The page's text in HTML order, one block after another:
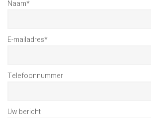
Naam*
E-mailadres*
Telefoonnummer
Uw bericht